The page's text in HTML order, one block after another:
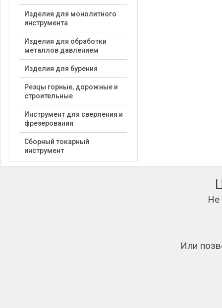
Изделия для монолитного
инструмента
Изделия для обработки
металлов давлением
Изделия для бурения
Резцы горные, дорожные и
строительные
Инструмент для сверления и
фрезерования
Сборный токарный
инструмент
Не
Или